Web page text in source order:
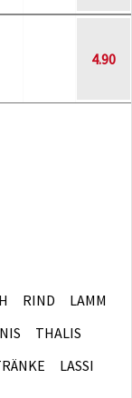
4.90
RIND
LAMM
THALIS
LASSI